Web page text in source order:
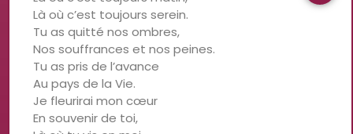
Là où c’est toujours serein.
Tu as quitté nos ombres,
Nos souffrances et nos peines.
Tu as pris de l’avance
Au pays de la Vie.
Je fleurirai mon cœur
En souvenir de toi,